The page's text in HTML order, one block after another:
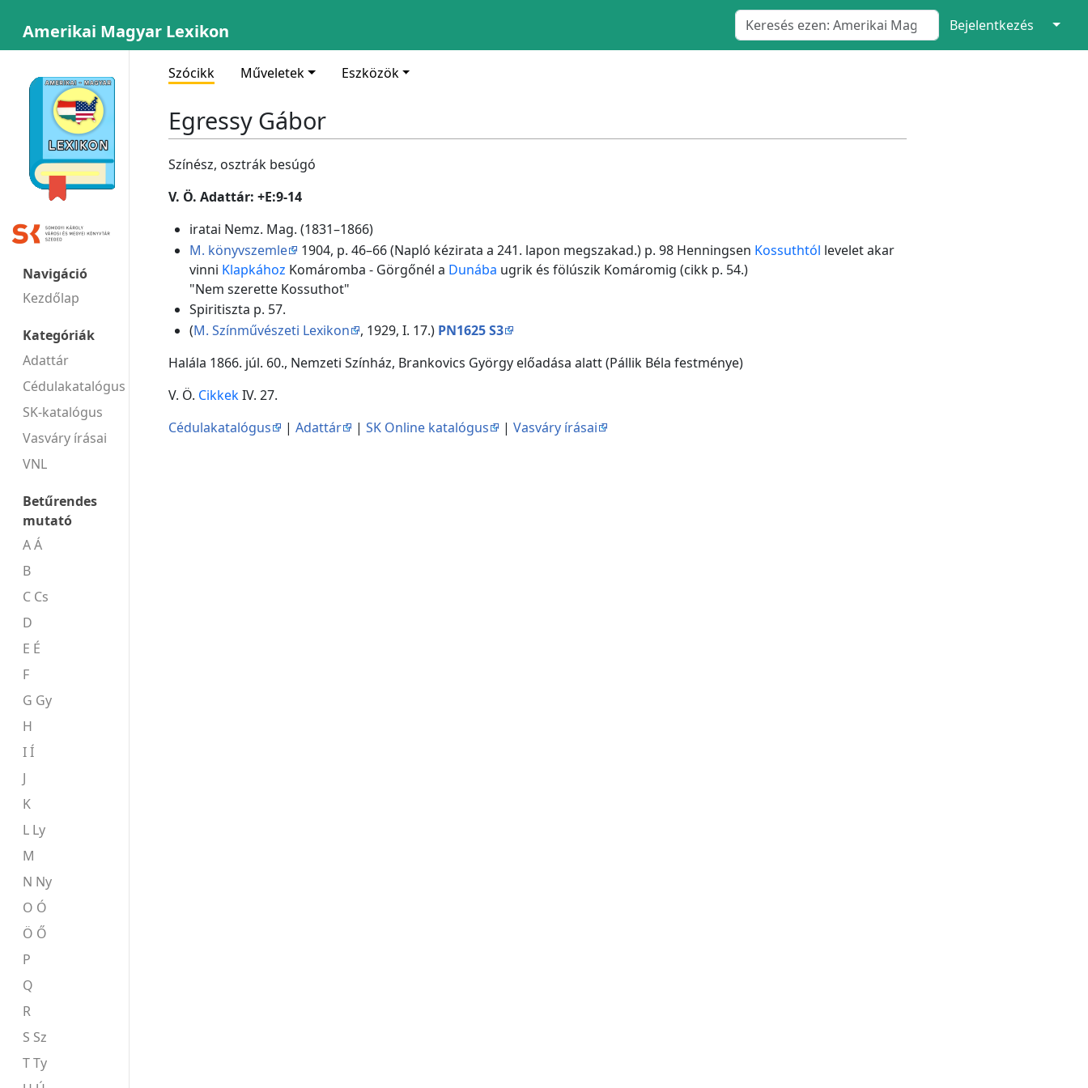
Amerikai Magyar Lexikon Bejelentkezés ↓
Navigáció
Kezdőlap
Kategóriák
Adattár
Cédulakatalógus
SK-katalógus
Vasváry írásai
VNL
Betűrendes
mutató
A Á
B
C Cs
D
E É
F
G Gy
H
I Í
J
K
L Ly
M
N Ny
O Ó
Ö Ő
P
Q
R
S Sz
T Ty
Szócikk Műveletek Eszközök
Egressy Gábor
Színész, osztrák besúgó
V. Ö. Adattár: +E:9-14
iratai Nemz. Mag. (1831–1866)
M. könyvszemle
1904, p. 46–66 (Napló kézirata a 241. lapon megszakad.) p. 98 Henningsen Kossuthtól levelet akar
vinni Klapkához Komáromba - Görgőnél a Dunába ugrik és fölúszik Komáromig (cikk p. 54.)
"Nem szerette Kossuthot"
Spiritiszta p. 57.
(M. Színművészeti Lexikon , 1929, I. 17.) PN1625 S3
Halála 1866. júl. 60., Nemzeti Színház, Brankovics György előadása alatt (Pállik Béla festménye)
V. Ö. CikkekIV. 27.
Cédulakatalógus
| Adattár | SK Online katalógus | Vasváry írásai